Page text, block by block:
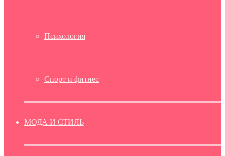
Психология
Спорт и фитнес
МОДА И СТИЛЬ